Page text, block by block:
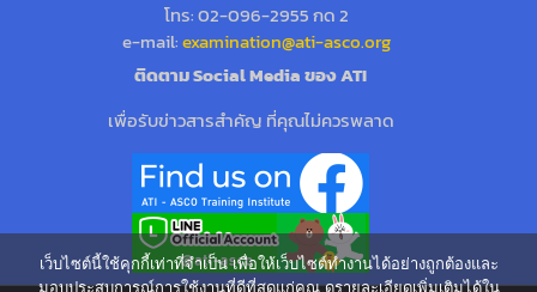
โทร: 02-096-2955 กด 2
e-mail:examination@ati-asco.org
ติดตาม Social Media ของ ATI
เพื่อรับข่าวสารสำคัญ ที่คุณไม่ควรพลาด
เว็บไซต์นี้ใช้คุกกี้เท่าที่จำเป็น เพื่อให้เว็บไซต์ทำงานได้อย่างถูกต้องและ
มอบประสบการณ์การใช้งานที่ดีที่สุดแก่คุณ ดูรายละเอียดเพิ่มเติมได้ใน